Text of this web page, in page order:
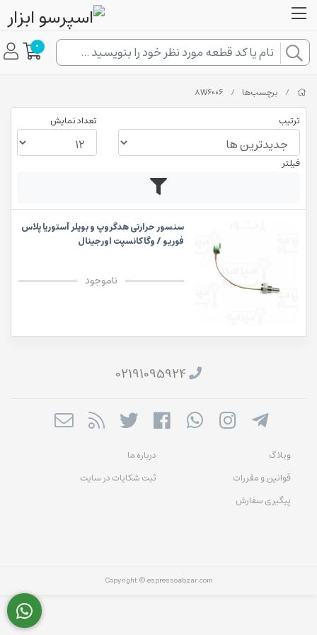
0
/ برچسب‌ها /
8W6006
ترتیب تعداد نمایش
فیلتر
سنسور حرارتی هدگروپ و بویلر آستوریا پلاس
فوریو / وگا کانسپت اورجینال
ناموجود
02191095924
وبلاگ
درباره ما
قوانین و مقررات
ثبت شکایات در سایت
پیگیری سفارش
Copyright © espressoabzar.com